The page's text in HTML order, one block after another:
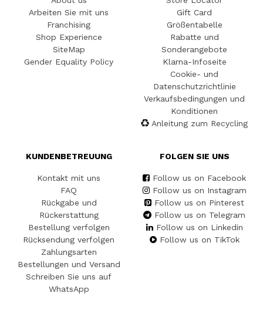
Arbeiten Sie mit uns
Franchising
Shop Experience
SiteMap
Gender Equality Policy
Gift Card
Größentabelle
Rabatte und
Sonderangebote
Klarna-Infoseite
Cookie- und
Datenschutzrichtlinie
Verkaufsbedingungen und
Konditionen
Anleitung zum Recycling
KUNDENBETREUUNG
Kontakt mit uns
FAQ
Rückgabe und
Rückerstattung
Bestellung verfolgen
Rücksendung verfolgen
Zahlungsarten
Bestellungen und Versand
Schreiben Sie uns auf
WhatsApp
FOLGEN SIE UNS
Follow us on Facebook
Follow us on Instagram
Follow us on Pinterest
Follow us on Telegram
Follow us on Linkedin
Follow us on TikTok